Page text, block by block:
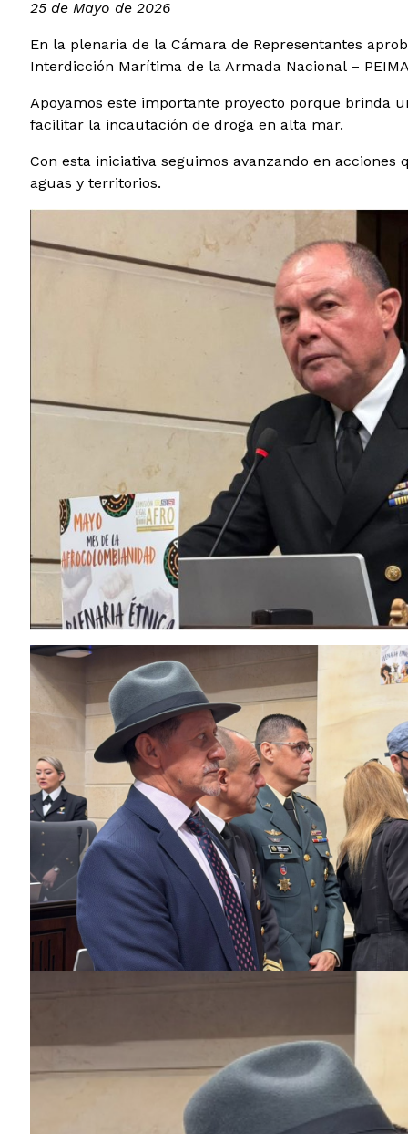
25 de Mayo de 2026
En la plenaria de la Cámara de Representantes
Interdicción Marítima de la Armada Nacional –
Apoyamos este importante proyecto porque brinda
facilitar la incautación de droga en alta mar.
Con esta iniciativa seguimos avanzando en
aguas y territorios.